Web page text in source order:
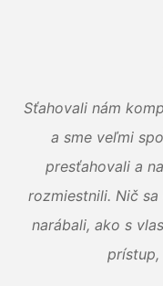
Sťahovali nám
a sme veľmi
presťahovali a
rozmiestnili. Nič
narábali, ako s
prístup,